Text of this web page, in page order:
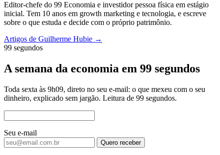
Editor-chefe do 99 Economia e investidor pessoa física em estágio
inicial. Tem 10 anos em growth marketing e tecnologia, e escreve
sobre o que estuda e decide com o próprio patrimônio.
Artigos de Guilherme Hubie →
99 segundos
A semana da economia em 99 segundos
Toda sexta às 9h09, direto no seu e-mail: o que mexeu com o seu
dinheiro, explicado sem jargão. Leitura de 99 segundos.
Seu e-mail
Quero receber